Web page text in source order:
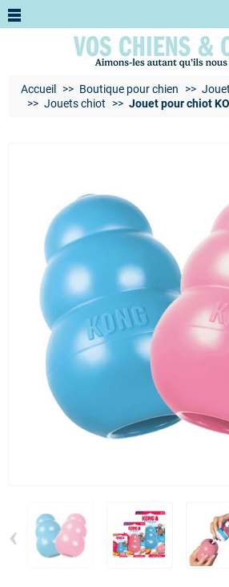
Accueil Boutique pour chien
Jouets chiot
Jouet pour chiot
‹